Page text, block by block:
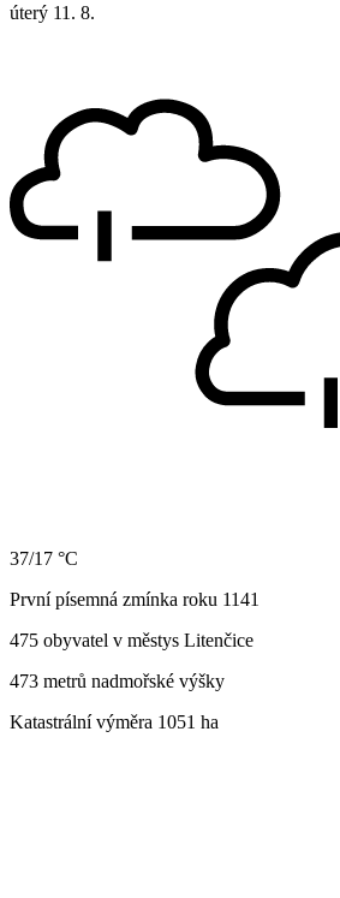
úterý 11. 8.
37/17 °C
První písemná zmínka roku 1141
475 obyvatel v městys Litenčice
473 metrů nadmořské výšky
Katastrální výměra 1051 ha